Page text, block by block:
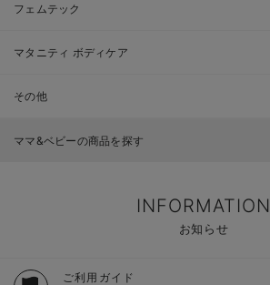
フェムテック
マタニティ ボディケア
その他
ママ&ベビーの商品を探す
INFORMATION
お知らせ
ご利用ガイド